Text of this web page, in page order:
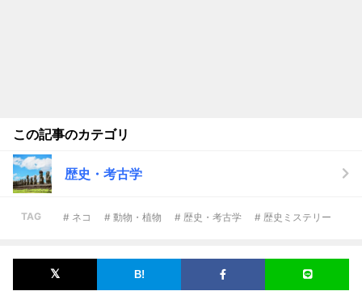
この記事のカテゴリ
歴史・考古学
TAG # ネコ # 動物・植物 # 歴史・考古学 # 歴史ミステリー